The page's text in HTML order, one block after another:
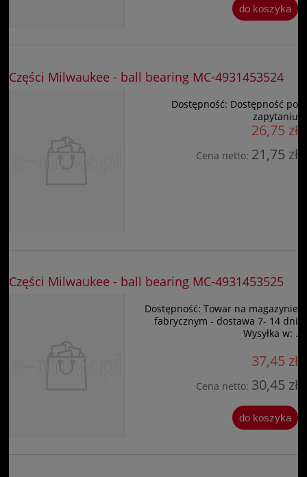
do koszyka
Części Milwaukee - ball bearing MC-4931453524
Dostępność: Dostępność po
zapytaniu
26,75 zł
Cena netto: 21,75 zł
Części Milwaukee - ball bearing MC-4931453525
Dostępność: Towar na magazynie
fabrycznym - dostawa 7- 14 dni
Wysyłka w: .
37,45 zł
Cena netto: 30,45 zł
do koszyka